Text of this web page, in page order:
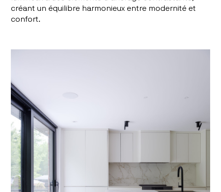
créant un équilibre harmonieux entre modernité et
confort.